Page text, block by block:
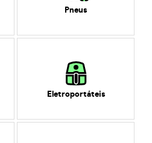
Pneus
Eletroportáteis